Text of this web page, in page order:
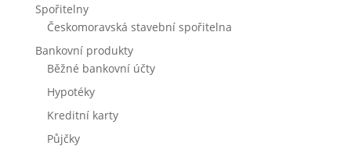
Spořitelny
Českomoravská stavební spořitelna
Bankovní produkty
Běžné bankovní účty
Hypotéky
Kreditní karty
Půjčky